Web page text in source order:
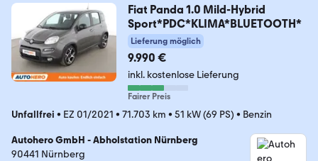
Fiat Panda 1.0 Mild-Hybrid
Sport*PDC*KLIMA*BLUETOOTH*
Lieferung möglich
9.990 €
inkl. kostenlose Lieferung
Fairer Preis
Unfallfrei • EZ 01/2021 • 71.703 km • 51 kW (69 PS) • Benzin
Autohero GmbH - Abholstation Nürnberg
90441 Nürnberg